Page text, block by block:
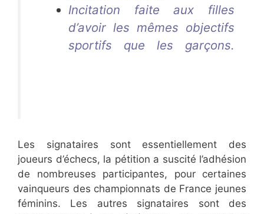
Incitation faite aux filles
d’avoir les mêmes objectifs
sportifs que les garçons.
Les signataires sont essentiellement des
joueurs d’échecs, la pétition a suscité l’adhésion
de nombreuses participantes, pour certaines
vainqueurs des championnats de France jeunes
féminins. Les autres signataires sont des